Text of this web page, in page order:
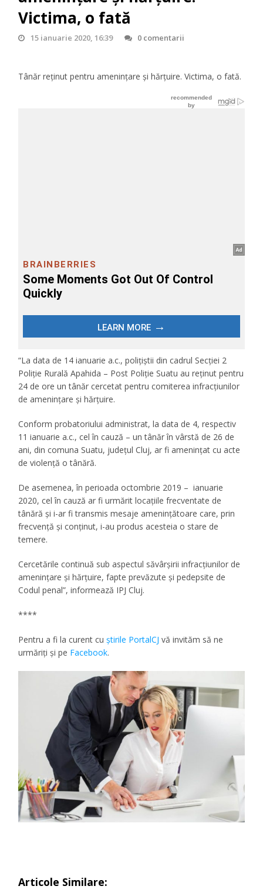
Victima, o fată
15 ianuarie 2020, 16:39 0 comentarii
Tânăr reţinut pentru ameninţare şi hărţuire. Victima, o fată.
“La data de 14 ianuarie a.c., polițiștii din cadrul Secției 2
Poliție Rurală Apahida – Post Poliție Suatu au reținut pentru
24 de ore un tânăr cercetat pentru comiterea infracțiunilor
de amenințare și hărțuire.
Conform probatoriului administrat, la data de 4, respectiv
11 ianuarie a.c., cel în cauză – un tânăr în vârstă de 26 de
ani, din comuna Suatu, județul Cluj, ar fi amenințat cu acte
de violență o tânără.
De asemenea, în perioada octombrie 2019 – ianuarie
2020, cel în cauză ar fi urmărit locațiile frecventate de
tânără și i-ar fi transmis mesaje amenințătoare care, prin
frecvență și conținut, i-au produs acesteia o stare de
temere.
Cercetările continuă sub aspectul săvârșirii infracțiunilor de
amenințare și hărțuire, fapte prevăzute și pedepsite de
Codul penal”, informează IPJ Cluj.
****
Pentru a fi la curent cuştirile PortalCJ vă invităm să ne
urmăriţi şi pe Facebook.
Articole Similare: